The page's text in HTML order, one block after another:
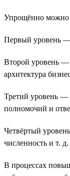
Упрощённо можно
Первый уровень
Второй уровень —
архитектура
Третий уровень —
полномочий и
Четвёртый
численность и т. д.
В процессах